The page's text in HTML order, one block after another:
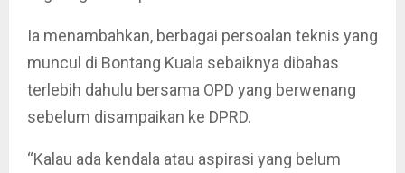
Ia menambahkan, berbagai persoalan teknis yang
muncul di Bontang Kuala sebaiknya dibahas
terlebih dahulu bersama OPD yang berwenang
sebelum disampaikan ke DPRD.
“Kalau ada kendala atau aspirasi yang belum